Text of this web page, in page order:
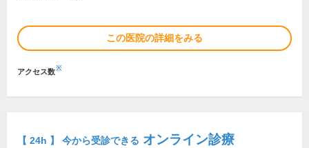
この医院の詳細をみる
アクセス数※
【 24h 】 今から受診できる オンライン診療